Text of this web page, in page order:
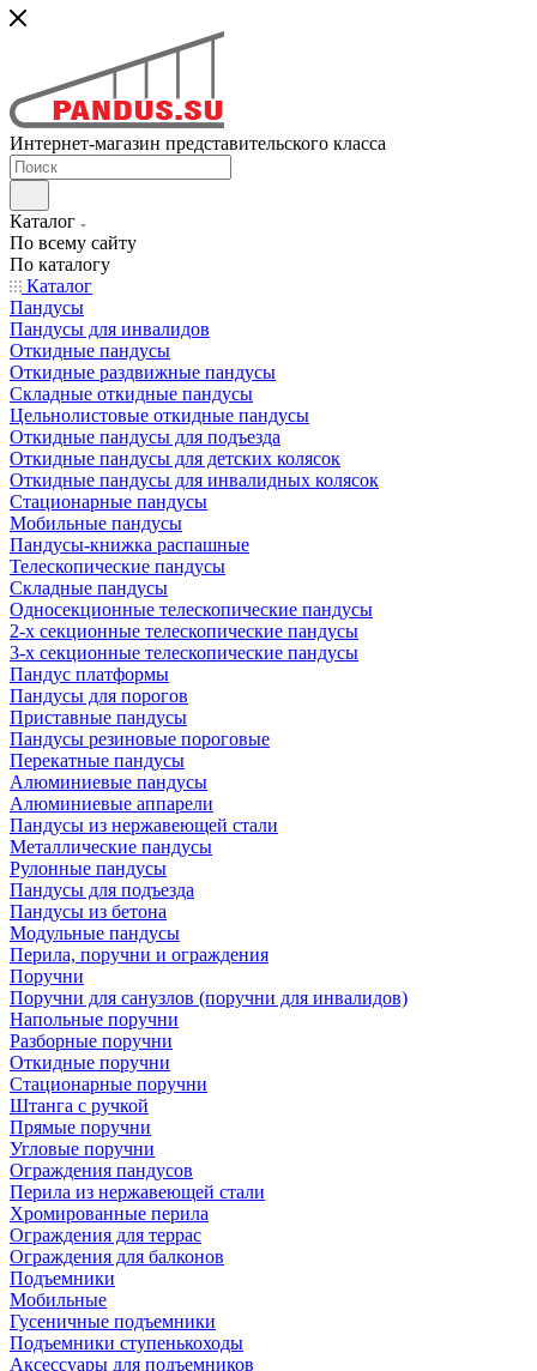
Интернет-магазин представительского класса
Каталог
По всему сайту
По каталогу
Каталог
Пандусы
Пандусы для инвалидов
Откидные пандусы
Откидные раздвижные пандусы
Складные откидные пандусы
Цельнолистовые откидные пандусы
Откидные пандусы для подъезда
Откидные пандусы для детских колясок
Откидные пандусы для инвалидных колясок
Стационарные пандусы
Мобильные пандусы
Пандусы-книжка распашные
Телескопические пандусы
Складные пандусы
Односекционные телескопические пандусы
2-х секционные телескопические пандусы
3-х секционные телескопические пандусы
Пандус платформы
Пандусы для порогов
Приставные пандусы
Пандусы резиновые пороговые
Перекатные пандусы
Алюминиевые пандусы
Алюминиевые аппарели
Пандусы из нержавеющей стали
Металлические пандусы
Рулонные пандусы
Пандусы для подъезда
Пандусы из бетона
Модульные пандусы
Перила, поручни и ограждения
Поручни
Поручни для санузлов (поручни для инвалидов)
Напольные поручни
Разборные поручни
Откидные поручни
Стационарные поручни
Штанга с ручкой
Прямые поручни
Угловые поручни
Ограждения пандусов
Перила из нержавеющей стали
Хромированные перила
Ограждения для террас
Ограждения для балконов
Подъемники
Мобильные
Гусеничные подъемники
Подъемники ступенькоходы
Аксессуары для подъемников